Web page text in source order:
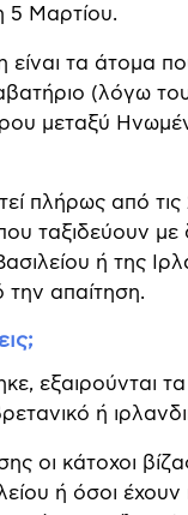
5 Μαρτίου.
είναι τα άτομα
(λόγω
μεταξύ
πλήρως από τις
ταξιδεύουν με
ή της
την απαίτηση.
εξαιρούνται
ή
οι κάτοχοι
ή όσοι